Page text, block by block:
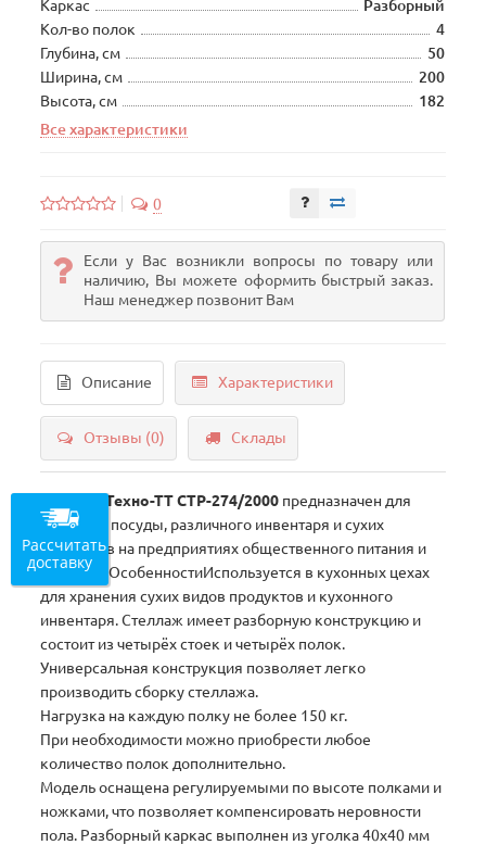
Каркас
Разборный
Кол-во полок
4
Глубина, см
50
Ширина, см
200
Высота, см
182
Все характеристики
0
Если у Вас возникли вопросы по товару или
наличию, Вы можете оформить быстрый заказ.
Наш менеджер позвонит Вам
Описание Характеристики
Отзывы (0) Склады
Техно-ТТ СТР-274/2000 предназначен для
хранения посуды, различного инвентаря и сухих
продуктов на предприятиях общественного питания и
торговли.ОсобенностиИспользуется в кухонных цехах
для хранения сухих видов продуктов и кухонного
инвентаря. Стеллаж имеет разборную конструкцию и
состоит из четырёх стоек и четырёх полок.
Универсальная конструкция позволяет легко
производить сборку стеллажа.
Нагрузка на каждую полку не более 150 кг.
При необходимости можно приобрести любое
количество полок дополнительно.
Модель оснащена регулируемыми по высоте полками и
ножками, что позволяет компенсировать неровности
пола. Разборный каркас выполнен из уголка 40х40 мм
Рассчитать
доставку